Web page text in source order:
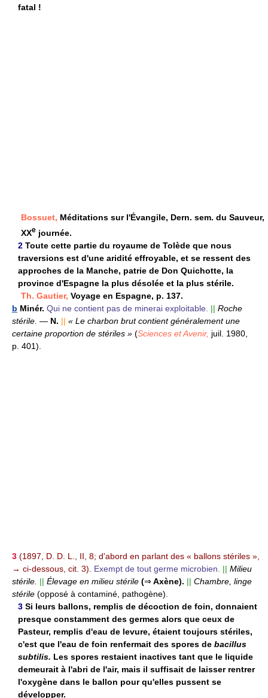
fatal !
Bossuet, Méditations sur l'Évangile, Dern. sem. du Sauveur,
XXe journée.
2 Toute cette partie du royaume de Tolède que nous
traversions est d'une aridité effroyable, et se ressent des
approches de la Manche, patrie de Don Quichotte, la
province d'Espagne la plus désolée et la plus stérile.
Th. Gautier, Voyage en Espagne, p. 137.
b Minér. Qui ne contient pas de minerai exploitable. || Roche
stérile. — N. || « Le charbon brut contient généralement une
certaine proportion de stériles » (Sciences et Avenir, juil. 1980,
p. 401).
3 (1897, D. D. L., II, 8; d'abord en parlant des « ballons stériles »,
→ ci-dessous, cit. 3). Exempt de tout germe microbien. || Milieu
stérile. || Élevage en milieu stérile (⇒ Axène). || Chambre, linge
stérile (opposé à contaminé, pathogène).
3 Si leurs ballons, remplis de décoction de foin, donnaient
presque constamment des germes alors que ceux de
Pasteur, remplis d'eau de levure, étaient toujours stériles,
c'est que l'eau de foin renfermait des spores de bacillus
subtilis. Les spores restaient inactives tant que le liquide
demeurait à l'abri de l'air, mais il suffisait de laisser rentrer
l'oxygène dans le ballon pour qu'elles pussent se
développer.